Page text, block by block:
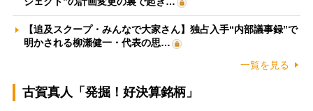
【追及スクープ・みんなで大家さん】独占入手“内部議事録”で
明かされる柳瀬健一・代表の思…
一覧を見る
古賀真人「発掘！好決算銘柄」